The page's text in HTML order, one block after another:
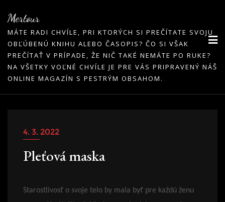
to
content
Mertour
MÁTE RADI CHVÍLE, PRI KTORÝCH SI PREČÍTATE SVOJU
OBĽÚBENÚ KNIHU ALEBO ČASOPIS? ČO SI VŠAK
PREČÍTAŤ V PRÍPADE, ŽE NIČ TAKÉ NEMÁTE PO RUKE?
NA VŠETKY VOĽNÉ CHVÍLE JE PRE VÁS PRIPRAVENÝ NÁŠ
ONLINE MAGAZÍN S PESTRÝM OBSAHOM.
4. 3. 2022
Pleťová maska
Starostlivosť o svoje telo by mala byť pre každú ženu